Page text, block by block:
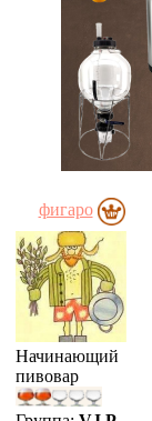
фигаро
Начинающий
пивовар